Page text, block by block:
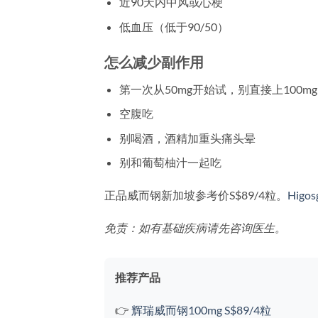
低血压（低于90/50）
怎么减少副作用
第一次从50mg开始试，别直接上100mg
空腹吃
别喝酒，酒精加重头痛头晕
别和葡萄柚汁一起吃
正品威而钢新加坡参考价S$89/4粒。
免责：如有基础疾病请先咨询医生。
推荐产品
👉 辉瑞威而钢100mg S$89/4粒